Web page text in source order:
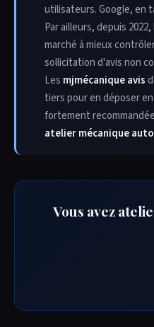
utilisateurs. Google, en
Par ailleurs, depuis
marché à mieux
sollicitation d'avis non
Les mjmécanique avis
tiers pour en déposer
fortement
atelier mécanique
Vous avez